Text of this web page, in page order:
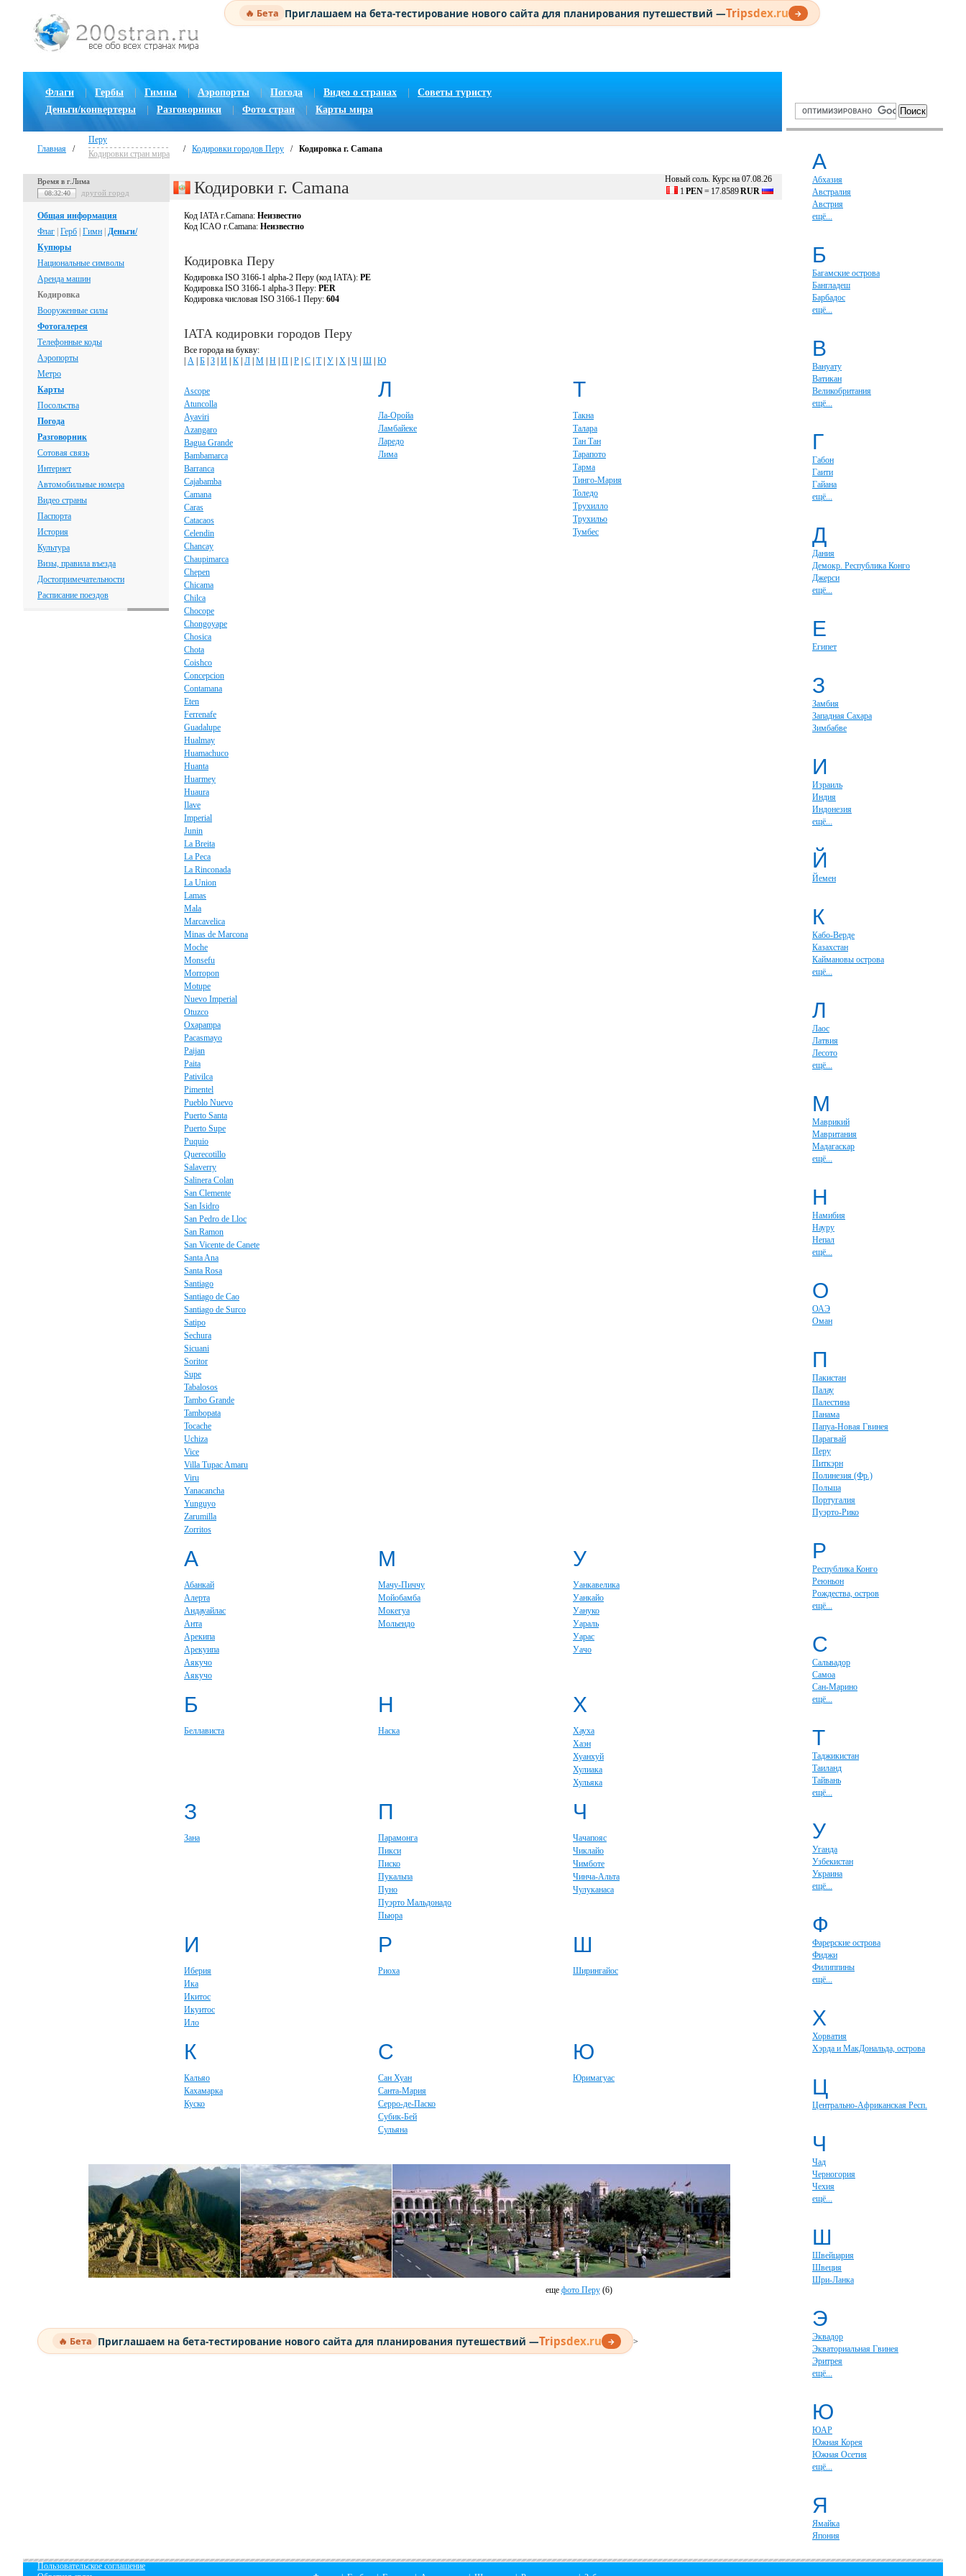
🔥 Бета Приглашаем на бета-тестирование нового сайта для планирования путешествий —Tripsdex.ru →
Флаги Гербы Гимны | Аэропорты Погода | Видео о странах
Советы туристу
Деньги/конвертеры
Разговорники Фото стран Карты мира
Главная /
Перу
Кодировки стран мира
/ Кодировки городов Перу / Кодировка г. Camana
Время в г.Лима
08:32:41 другой город
Общая информация
Флаг Герб Гимн Деньги/
Купюры
Национальные символы
Аренда машин
Кодировка
Вооруженные силы
Фотогалерея
Телефонные коды
Аэропорты
Метро
Карты
Посольства
Погода
Разговорник
Сотовая связь
Интернет
Автомобильные номера
Видео страны
Паспорта
История
Культура
Визы, правила въезда
Достопримечательности
Расписание поездов
Новый соль. Курс на 07.08.26
1 PEN= 17.8589RUR
Кодировки г. Camana
Код IATA г.Camana: Неизвестно
Код ICAO г.Camana: Неизвестно
Кодировка Перу
Кодировка ISO 3166-1 alpha-2 Перу (код IATA): PE
Кодировка ISO 3166-1 alpha-3 Перу: PER
Кодировка числовая ISO 3166-1 Перу: 604
IATA кодировки городов Перу
Все города на букву:
А Б З И К Л М Н П Р С Т| У Х Ч Ш Ю
Ascope
Atuncolla
Ayaviri
Azangaro
Bagua Grande
Bambamarca
Barranca
Cajabamba
Camana
Caras
Catacaos
Celendin
Chancay
Chaupimarca
Chepen
Chicama
Chilca
Chocope
Chongoyape
Chosica
Chota
Coishco
Concepcion
Contamana
Eten
Ferrenafe
Guadalupe
Hualmay
Huamachuco
Huanta
Huarmey
Huaura
Ilave
Imperial
Junin
La Breita
La Peca
La Rinconada
La Union
Lamas
Mala
Marcavelica
Minas de Marcona
Moche
Monsefu
Morropon
Motupe
Nuevo Imperial
Otuzco
Oxapampa
Pacasmayo
Paijan
Paita
Pativilca
Pimentel
Pueblo Nuevo
Puerto Santa
Puerto Supe
Puquio
Querecotillo
Salaverry
Salinera Colan
San Clemente
San Isidro
San Pedro de Lloc
San Ramon
San Vicente de Canete
Santa Ana
Santa Rosa
Santiago
Santiago de Cao
Santiago de Surco
Satipo
Sechura
Sicuani
Soritor
Supe
Tabalosos
Tambo Grande
Tambopata
Tocache
Uchiza
Vice
Villa Tupac Amaru
Viru
Yanacancha
Yunguyo
Zarumilla
Zorritos
Л
Ла-Оройа
Ламбайеке
Ларедо
Лима
Т
Такна
Талара
Тан Тан
Тарапото
Тарма
Тинго-Мария
Толедо
Трухилло
Трухильо
Тумбес
А
Абанкай
Алерта
Андауайлас
Анта
Арекипа
Арекуипа
Аякучо
Аякучо
М
Мачу-Пиччу
Мойобамба
Мокегуа
Мольендо
У
Уанкавелика
Уанкайо
Уануко
Уараль
Уарас
Уачо
Б
Беллависта
Н
Наска
Х
Хауха
Хаэн
Хуанхуй
Хулиака
Хульяка
З
Зана
П
Парамонга
Пикси
Писко
Пукальпа
Пуно
Пуэрто Мальдонадо
Пьюра
Ч
Чачапояс
Чиклайо
Чимботе
Чинча-Альта
Чулуканаса
И
Иберия
Ика
Икитос
Икуитос
Ило
Р
Риоха
Ш
Ширингайос
К
Кальяо
Кахамарка
Куско
С
Сан Хуан
Санта-Мария
Серро-де-Паско
Субик-Бей
Сульяна
Ю
Юримагуас
еще фото Перу(6)
🔥 Бета Приглашаем на бета-тестирование нового сайта для планирования путешествий —Tripsdex.ru → >
А
Абхазия
Австралия
Австрия
ещё...
Б
Багамские острова
Бангладеш
Барбадос
ещё...
В
Вануату
Ватикан
Великобритания
ещё...
Г
Габон
Гаити
Гайана
ещё...
Д
Дания
Демокр. Республика Конго
Джерси
ещё...
Е
Египет
З
Замбия
Западная Сахара
Зимбабве
И
Израиль
Индия
Индонезия
ещё...
Й
Йемен
К
Кабо-Верде
Казахстан
Каймановы острова
ещё...
Л
Лаос
Латвия
Лесото
ещё...
М
Маврикий
Мавритания
Мадагаскар
ещё...
Н
Намибия
Науру
Непал
ещё...
О
ОАЭ
Оман
П
Пакистан
Палау
Палестина
Панама
Папуа-Новая Гвинея
Парагвай
Перу
Питкэрн
Полинезия (Фр.)
Польша
Португалия
Пуэрто-Рико
Р
Республика Конго
Реюньон
Рождества, остров
ещё...
С
Сальвадор
Самоа
Сан-Марино
ещё...
Т
Таджикистан
Таиланд
Тайвань
ещё...
У
Уганда
Узбекистан
Украина
ещё...
Ф
Фарерские острова
Фиджи
Филиппины
ещё...
Х
Хорватия
Хэрда и МакДональда, острова
Ц
Центрально-Африканская Респ.
Ч
Чад
Черногория
Чехия
ещё...
Ш
Швейцария
Швеция
Шри-Ланка
Э
Эквадор
Экваториальная Гвинея
Эритрея
ещё...
Ю
ЮАР
Южная Корея
Южная Осетия
ещё...
Я
Ямайка
Япония
Пользовательское соглашение